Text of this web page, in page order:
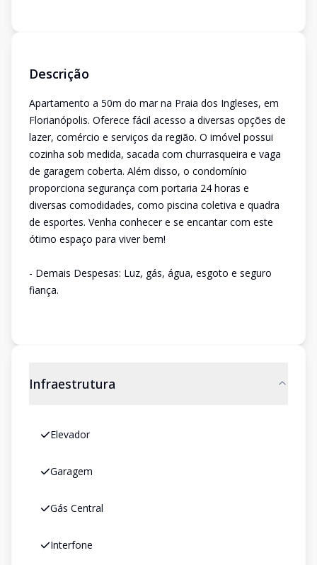
Descrição
Apartamento a 50m do mar na Praia dos Ingleses, em
Florianópolis. Oferece fácil acesso a diversas opções de
lazer, comércio e serviços da região. O imóvel possui
cozinha sob medida, sacada com churrasqueira e vaga
de garagem coberta. Além disso, o condomínio
proporciona segurança com portaria 24 horas e
diversas comodidades, como piscina coletiva e quadra
de esportes. Venha conhecer e se encantar com este
ótimo espaço para viver bem!
- Demais Despesas: Luz, gás, água, esgoto e seguro
fiança.
Infraestrutura
Elevador
Garagem
Gás Central
Interfone